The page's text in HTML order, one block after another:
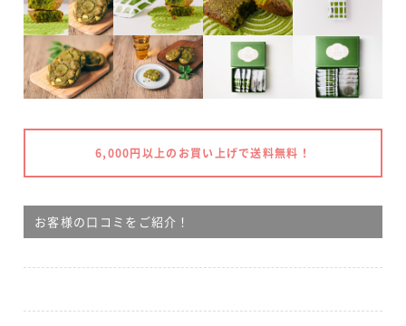
6,000円以上のお買い上げで送料無料！
お客様の口コミをご紹介！